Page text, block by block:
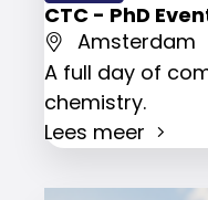
CTC - PhD
Amsterdam
A full day of
chemistry.
Lees meer